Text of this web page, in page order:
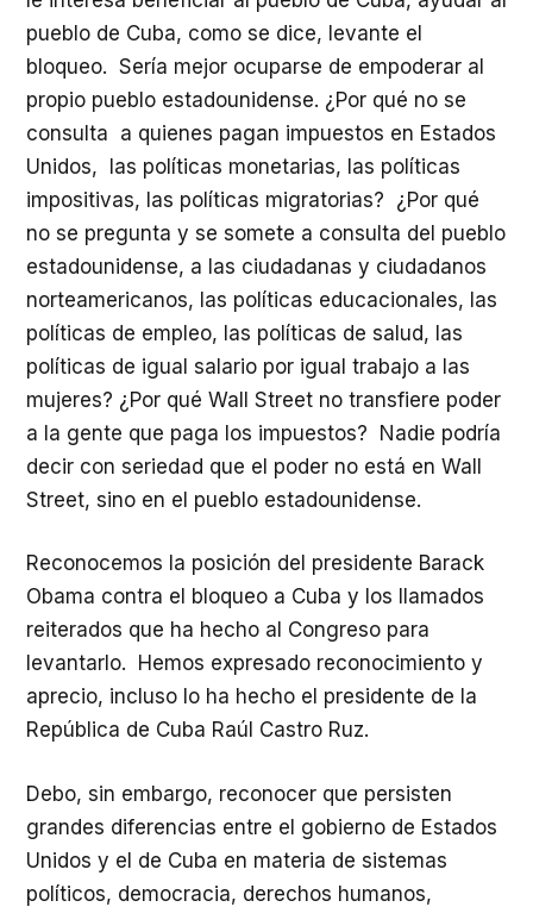
pueblo de Cuba, como se dice, levante el
bloqueo. Sería mejor ocuparse de empoderar al
propio pueblo estadounidense. ¿Por qué no se
consulta a quienes pagan impuestos en Estados
Unidos, las políticas monetarias, las políticas
impositivas, las políticas migratorias? ¿Por qué
no se pregunta y se somete a consulta del pueblo
estadounidense, a las ciudadanas y ciudadanos
norteamericanos, las políticas educacionales, las
políticas de empleo, las políticas de salud, las
políticas de igual salario por igual trabajo a las
mujeres? ¿Por qué Wall Street no transfiere poder
a la gente que paga los impuestos? Nadie podría
decir con seriedad que el poder no está en Wall
Street, sino en el pueblo estadounidense.
Reconocemos la posición del presidente Barack
Obama contra el bloqueo a Cuba y los llamados
reiterados que ha hecho al Congreso para
levantarlo. Hemos expresado reconocimiento y
aprecio, incluso lo ha hecho el presidente de la
República de Cuba Raúl Castro Ruz.
Debo, sin embargo, reconocer que persisten
grandes diferencias entre el gobierno de Estados
Unidos y el de Cuba en materia de sistemas
políticos, democracia, derechos humanos,